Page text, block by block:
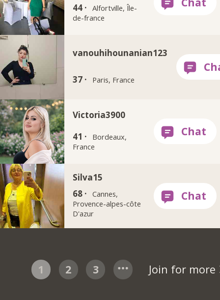
44 ·
Alfortville, Île-
de-france
vanouhihounanian123
37 · Paris, France
Victoria3900
41 ·
Bordeaux,
France
Silva15
68 ·
Cannes,
Provence-alpes-côte
D'azur
1 2 3 Join for more